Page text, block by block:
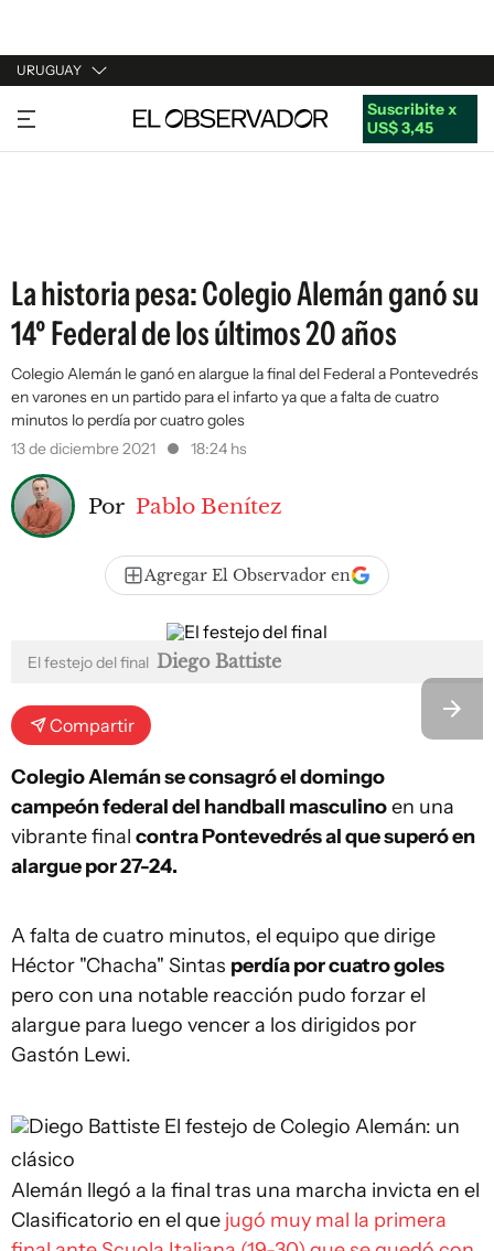
URUGUAY
URUGUAY
ARGENTINA
Suscribite x
US$ 3,45
La historia pesa: Colegio Alemán ganó su
14º Federal de los últimos 20 años
Colegio Alemán le ganó en alargue la final del Federal a Pontevedrés
en varones en un partido para el infarto ya que a falta de cuatro
minutos lo perdía por cuatro goles
13 de diciembre 2021
18:24 hs
Por Pablo Benítez
Agregar El Observador en
El festejo del final Diego Battiste
Compartir
Colegio Alemán se consagró el domingo
campeón federal del handball masculinoen una
vibrante final contra Pontevedrés al que superó en
alargue por 27-24.
A falta de cuatro minutos, el equipo que dirige
Héctor "Chacha" Sintas perdía por cuatro goles
pero con una notable reacción pudo forzar el
alargue para luego vencer a los dirigidos por
Gastón Lewi.
Diego Battiste El festejo de Colegio Alemán: un
clásico
Alemán llegó a la final tras una marcha invicta en el
Clasificatorio en el que jugó muy mal la primera